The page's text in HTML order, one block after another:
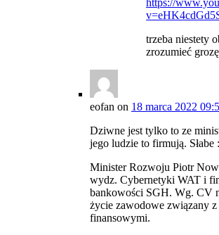
https://
trzeba niestety
zrozumieć
eofan on 18 marca 2022
Dziwne jest tylko to ze
jego ludzie to firmują. Słabe
Minister Rozwoju Piotr
wydz. Cybernetyki WAT i
bankowości SGH. Wg. CV
życie zawodowe związany
finansowymi.